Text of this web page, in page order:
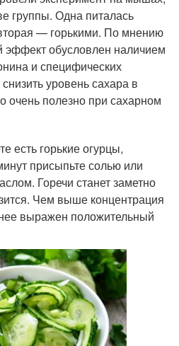
группы. Одна питалась
— горькими. По мнению
эффект обусловлен наличием
и специфических
уровень сахара в
очень полезно при сахарном
есть горькие огурцы,
присыпьте солью или
Горечи станет заметно
Чем выше концентрация
выражен положительный